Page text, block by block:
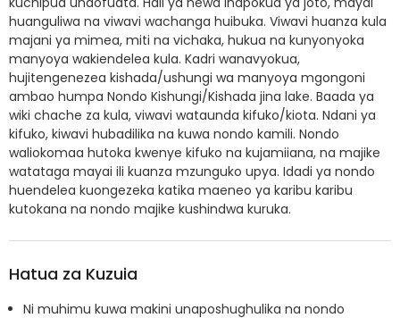
huanguliwa na viwavi wachanga huibuka. Viwavi huanza kula
majani ya mimea, miti na vichaka, hukua na kunyonyoka
manyoya wakiendelea kula. Kadri wanavyokua,
hujitengenezea kishada/ushungi wa manyoya mgongoni
ambao humpa Nondo Kishungi/Kishada jina lake. Baada ya
wiki chache za kula, viwavi wataunda kifuko/kiota. Ndani ya
kifuko, kiwavi hubadilika na kuwa nondo kamili. Nondo
waliokomaa hutoka kwenye kifuko na kujamiiana, na majike
watataga mayai ili kuanza mzunguko upya. Idadi ya nondo
huendelea kuongezeka katika maeneo ya karibu karibu
kutokana na nondo majike kushindwa kuruka.
Hatua za Kuzuia
Ni muhimu kuwa makini unaposhughulika na nondo